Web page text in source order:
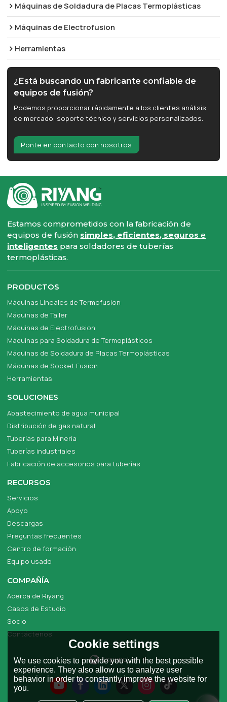
Máquinas de Soldadura de Placas Termoplásticas
Máquinas de Electrofusion
Herramientas
¿Está buscando un fabricante confiable de
equipos de fusión?
Podemos proporcionar rápidamente a los clientes análisis
de mercado, soporte técnico y servicios personalizados.
Ponte en contacto con nosotros
Estamos comprometidos con la fabricación de
equipos de fusión simples, eficientes, segurose
inteligentes para soldadores de tuberías
termoplásticas.
PRODUCTOS
Máquinas Lineales de Termofusion
Máquinas de Taller
Máquinas de Electrofusion
Máquinas para Soldadura de Termoplásticos
Máquinas de Soldadura de Placas Termoplásticas
Máquinas de Socket Fusion
Herramientas
SOLUCIONES
Abastecimiento de agua municipal
Distribución de gas natural
Tuberías para Minería
Tuberías industriales
Fabricación de accesorios para tuberías
RECURSOS
Servicios
Apoyo
Descargas
Preguntas frecuentes
Centro de formación
Equipo usado
COMPAÑÍA
Acerca de Riyang
Casos de Estudio
Socio
Contáctenos
Español
Cookie settings
We use cookies to provide you with the best possible
experience. They also allow us to analyze user
behavior in order to constantly improve the website for
you.